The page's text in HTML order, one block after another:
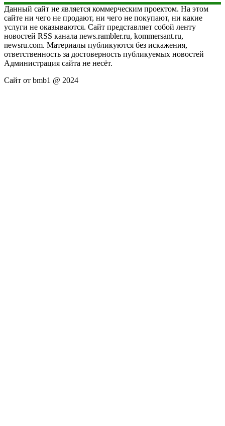
Данный сайт не является коммерческим проектом. На этом
сайте ни чего не продают, ни чего не покупают, ни какие
услуги не оказываются. Сайт представляет собой ленту
новостей RSS канала news.rambler.ru, kommersant.ru,
newsru.com. Материалы публикуются без искажения,
ответственность за достоверность публикуемых новостей
Администрация сайта не несёт.
Сайт от bmb1 @ 2024